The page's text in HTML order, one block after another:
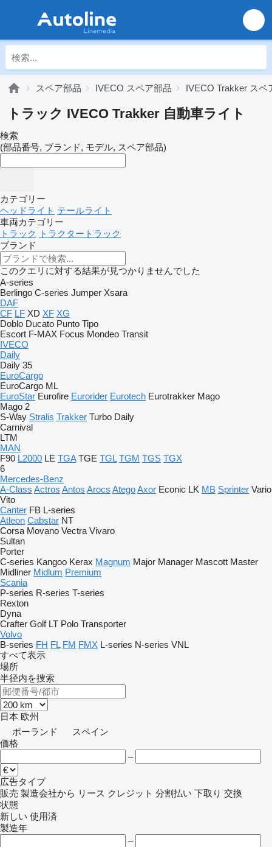
スペア部品 IVECO スペア部品 IVECO Trakker スペ
トラック IVECO Trakker 自動車ライト
検索
(部品番号, ブランド, モデル, スペア部品)
カテゴリー
ヘッドライト テールライト
車両カテゴリー
トラック
トラクタートラック
ブランド
このクエリに対する結果が見つかりませんでした
A-series
Berlingo C-series Jumper Xsara
DAF
CF LF XD XF XG
Doblo Ducato Punto Tipo
Escort F-MAX Focus Mondeo Transit
IVECO
Daily
Daily 35
EuroCargo
EuroCargo ML
EuroStar Eurofire Eurorider Eurotech Eurotrakker Mago
Mago 2
S-Way Stralis Trakker Turbo Daily
Carnival
LTM
MAN
F90 L2000 LE TGA TGE TGL TGM TGS TGX
6
Mercedes-Benz
A-Class Actros Antos Arocs AtegoAxor Econic LK MB Sprinter Vario
Vito
Canter FB L-series
Atleon Cabstar NT
Corsa Movano Vectra Vivaro
Sultan
Porter
C-series Kangoo Kerax Magnum Major Manager Mascott Master
Midliner Midlum Premium
Scania
P-series R-series T-series
Rexton
Dyna
Crafter Golf LT Polo Transporter
Volvo
B-series FH FL FM FMX L-series N-series VNL
すべて表示
場所
半径内を捜索
日本 欧州
ポーランド
スペイン
価格
–
広告タイプ
販売 製造会社から リース クレジット 分割払い 下取り 交換
状態
新しい 使用済
製造年
–